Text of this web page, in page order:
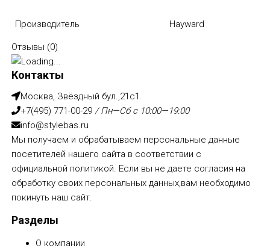
Производитель Hayward
Отзывы (0)
Контакты
Москва, Звёздный бул.,21с1.
+7(495) 771-00-29 / Пн—Сб с 10:00—19:00
info@stylebas.ru
Мы получаем и обрабатываем персональные данные
посетителей нашего сайта в соответствии с
официальной политикой. Если вы не даете согласия на
обработку своих персональных данных,вам необходимо
покинуть наш сайт.
Разделы
О компании